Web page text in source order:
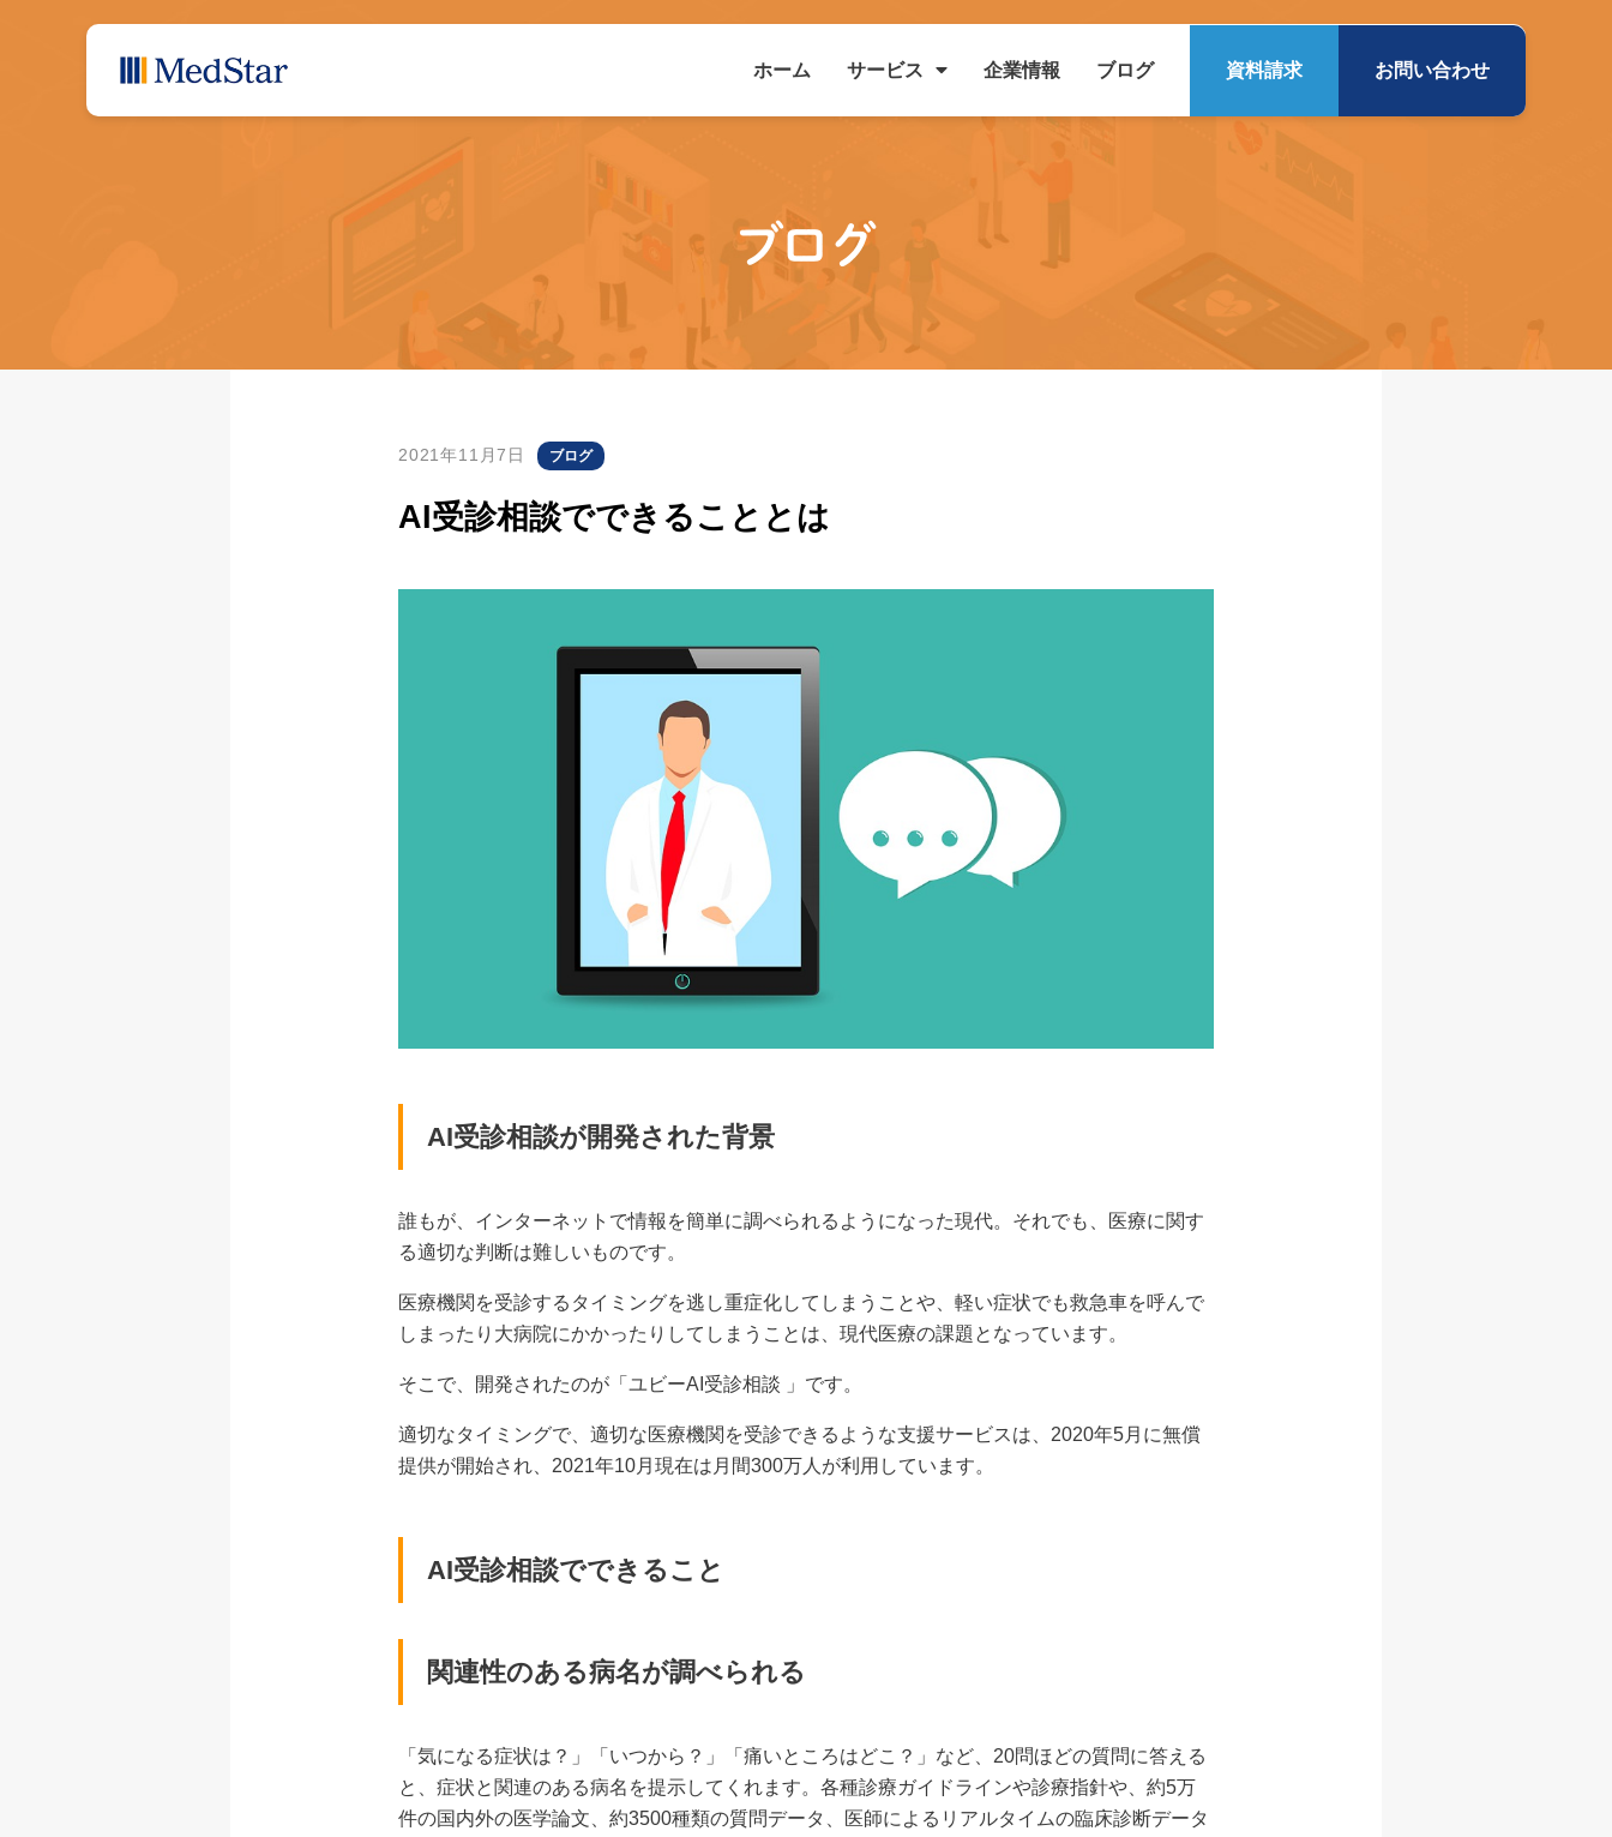
ホーム サービス 企業情報 ブログ 資料請求 お問い合わせ
ブログ
2021年11月7日 ブログ
AI受診相談でできることとは
AI受診相談が開発された背景
誰もが、インターネットで情報を簡単に調べられるようになった現代。それでも、医療に関す
る適切な判断は難しいものです。
医療機関を受診するタイミングを逃し重症化してしまうことや、軽い症状でも救急車を呼んで
しまったり大病院にかかったりしてしまうことは、現代医療の課題となっています。
そこで、開発されたのが「ユビーAI受診相談 」です。
適切なタイミングで、適切な医療機関を受診できるような支援サービスは、2020年5月に無償
提供が開始され、2021年10月現在は月間300万人が利用しています。
AI受診相談でできること
関連性のある病名が調べられる
「気になる症状は？」「いつから？」「痛いところはどこ？」など、20問ほどの質問に答える
と、症状と関連のある病名を提示してくれます。各種診療ガイドラインや診療指針や、約5万
件の国内外の医学論文、約3500種類の質問データ、医師によるリアルタイムの臨床診断データ